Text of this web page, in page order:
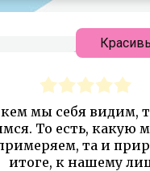
кем мы себя видим,
То есть, какую
та и
итоге, к нашему